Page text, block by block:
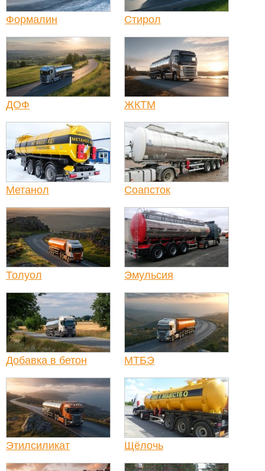
Формалин Стирол
ДОФ ЖКТМ
Метанол Соапсток
Толуол Эмульсия
Добавка в бетон МТБЭ
Этилсиликат Щёлочь